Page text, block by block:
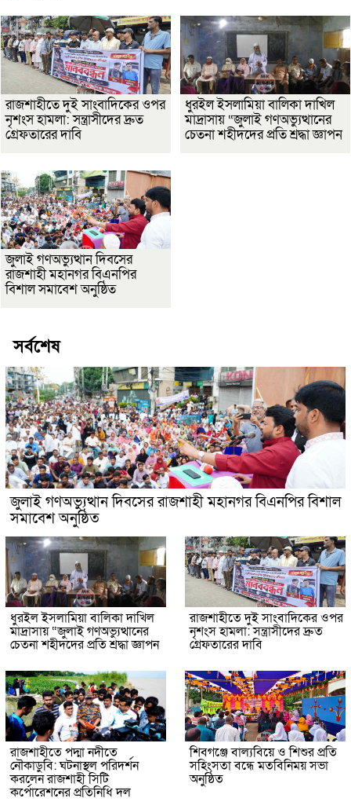
রাজশাহীতে দুই সাংবাদিকের ওপর
নৃশংস হামলা: সন্ত্রাসীদের দ্রুত
গ্রেফতারের দাবি
ধুরইল ইসলামিয়া বালিকা দাখিল
মাদ্রাসায় “জুলাই গণঅভ্যুত্থানের
চেতনা শহীদদের প্রতি শ্রদ্ধা জ্ঞাপন
জুলাই গণঅভ্যুত্থান দিবসের
রাজশাহী মহানগর বিএনপির
বিশাল সমাবেশ অনুষ্ঠিত
সর্বশেষ
জুলাই গণঅভ্যুত্থান দিবসের রাজশাহী মহানগর বিএনপির বিশাল
সমাবেশ অনুষ্ঠিত
ধুরইল ইসলামিয়া বালিকা দাখিল
মাদ্রাসায় “জুলাই গণঅভ্যুত্থানের
চেতনা শহীদদের প্রতি শ্রদ্ধা জ্ঞাপন
রাজশাহীতে দুই সাংবাদিকের ওপর
নৃশংস হামলা: সন্ত্রাসীদের দ্রুত
গ্রেফতারের দাবি
রাজশাহীতে পদ্মা নদীতে
নৌকাডুবি: ঘটনাস্থল পরিদর্শন
করলেন রাজশাহী সিটি
কর্পোরেশনের প্রতিনিধি দল
শিবগঞ্জে বাল্যবিয়ে ও শিশুর প্রতি
সহিংসতা বন্ধে মতবিনিময় সভা
অনুষ্ঠিত